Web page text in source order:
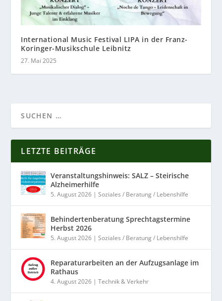
International Music Festival LIPA in der Franz-
Koringer-Musikschule Leibnitz
27. Mai 2025
LETZTE BEITRÄGE
Veranstaltungshinweis: SALZ – Steirische
Alzheimerhilfe
5. August 2026 |Soziales / Beratung / Lebenshilfe
Behindertenberatung Sprechtagstermine
Herbst 2026
5. August 2026 |Soziales / Beratung / Lebenshilfe
Reparaturarbeiten an der Aufzugsanlage im
Rathaus
4. August 2026 |Technik & Verkehr